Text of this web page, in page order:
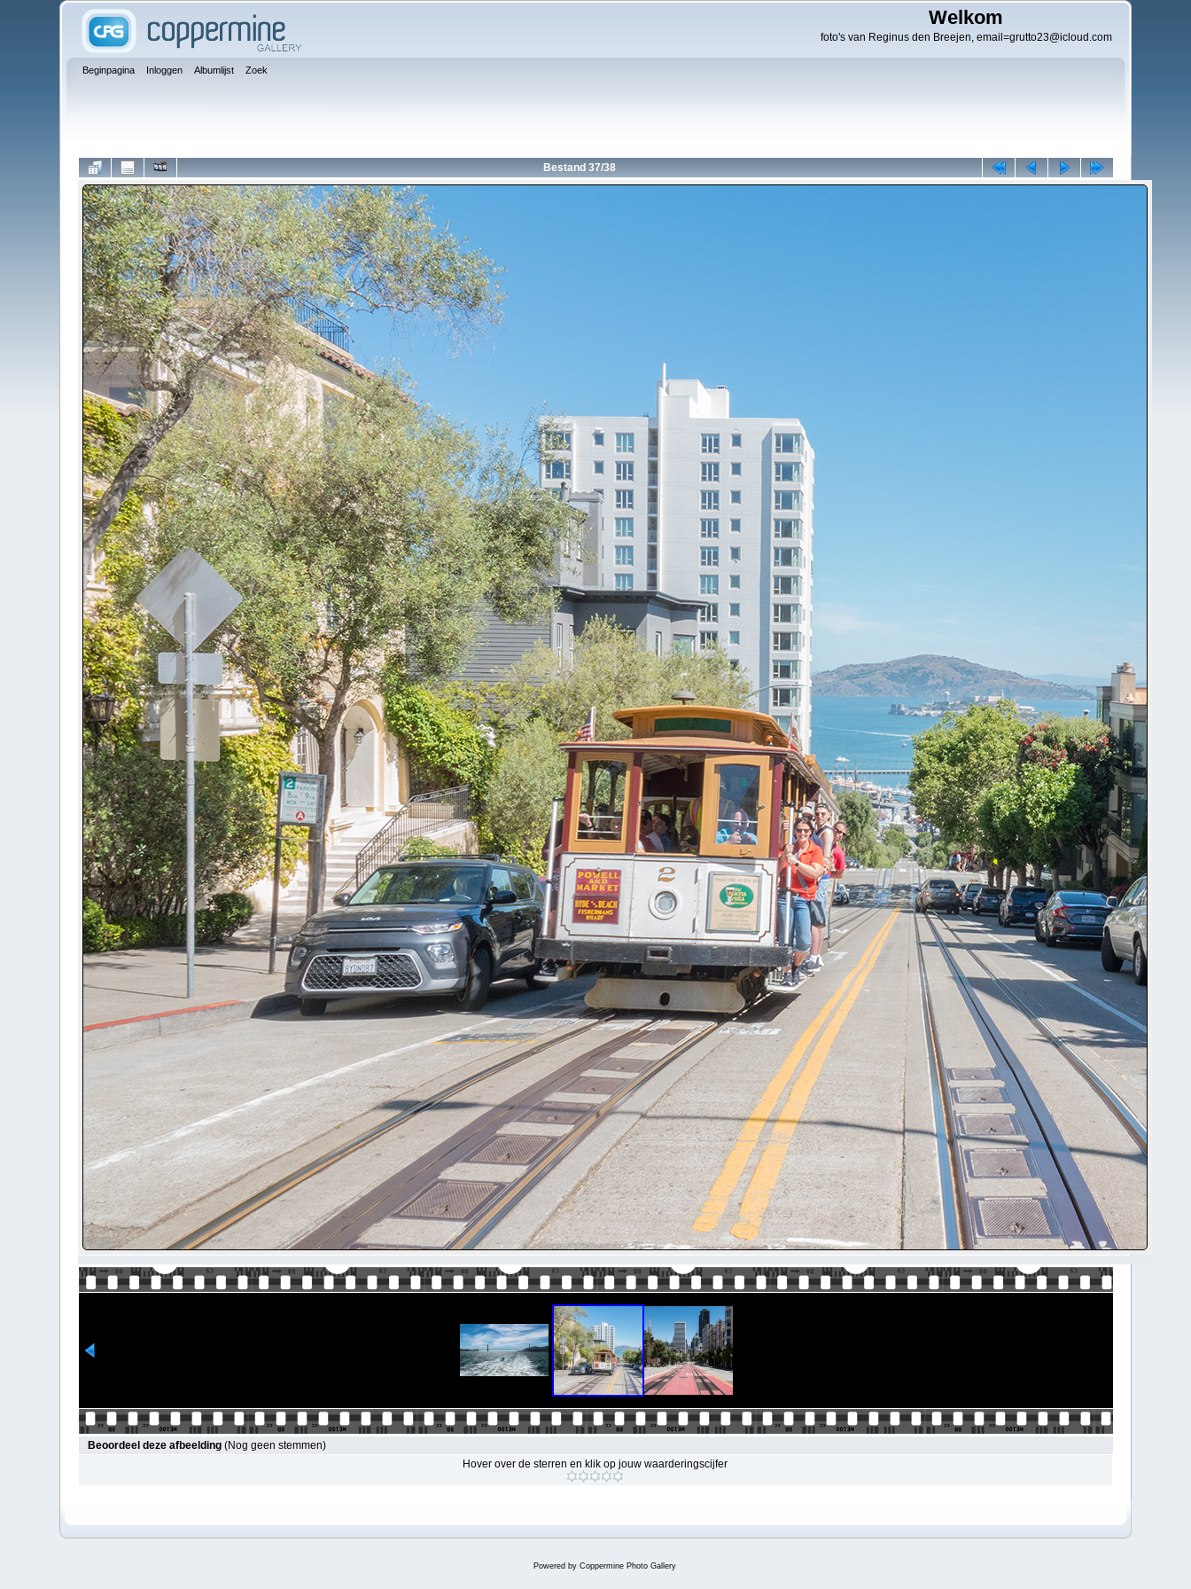
Welkom
foto's van Reginus den Breejen, email=grutto23@icloud.com
Beginpagina Inloggen Albumlijst Zoek
Bestand 37/38
Beoordeel deze afbeelding(Nog geen stemmen)
Hover over de sterren en klik op jouw waarderingscijfer
Powered by Coppermine Photo Gallery